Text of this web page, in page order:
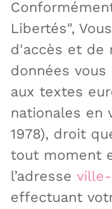
Libertés",
d'accès et de
données
aux textes
nationales en
1978), droit
tout moment
l’adresse ville-
effectuant